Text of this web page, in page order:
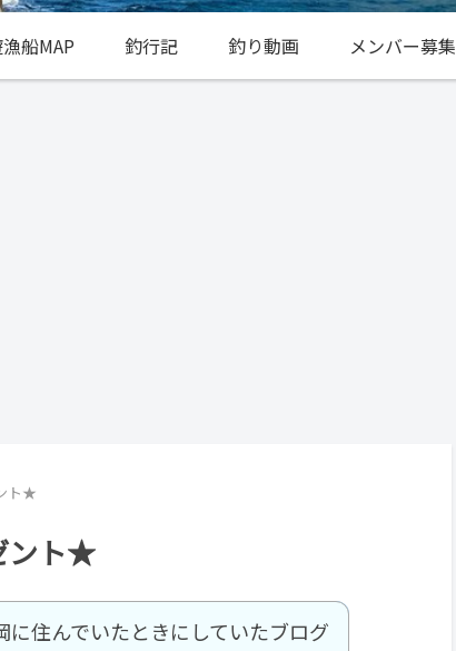
船MAP 釣行記 釣り動画 メンバー募集
ト★
ント★
住んでいたときにしていたブログ